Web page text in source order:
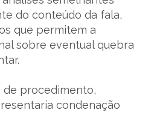
do conteúdo da fala,
que permitem a
sobre eventual quebra
de procedimento,
condenação